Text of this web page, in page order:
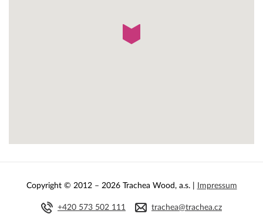
Copyright © 2012 – 2026 Trachea Wood, a.s. | Impressum
+420 573 502 111 trachea@trachea.cz